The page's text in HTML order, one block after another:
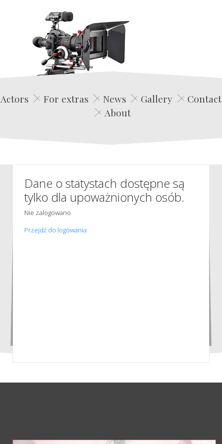
Edwin Film Agencja Aktorska
Actors For extras News Gallery
Contact
About
Dane o statystach dostępne są
tylko dla upoważnionych osób.
Nie zalogowano
Przejdź do logowania